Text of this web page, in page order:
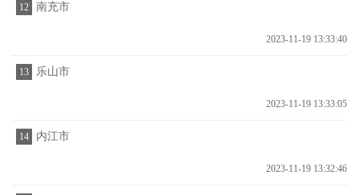
12 南充市
2023-11-19 13:33:40
13 乐山市
2023-11-19 13:33:05
14 内江市
2023-11-19 13:32:46